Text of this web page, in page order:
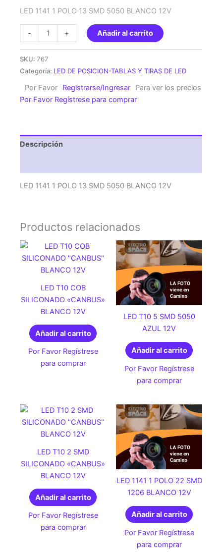
LED 1141 1 POLO 13 SMD 5050 BLANCO 12V
-
1141
SMD
5050
cantidad
+ Añadir al carrito
SKU: 767
Categoría: LED DE POSICION-TABLAS Y TIRAS DE LED
Por Favor Registrarse/Ingresar
Para ver los precios
Por Favor Regístrese para comprar
Descripción
LED 1141 1 POLO 13 SMD 5050 BLANCO 12V
Productos relacionados
LED T10 COB
SILICONADO «CANBUS»
BLANCO 12V
Añadir al carrito
Por Favor Regístrese
para comprar
LED T10 5 SMD 5050
AZUL 12V
Añadir al carrito
Por Favor Regístrese
para comprar
LED T10 2 SMD
SILICONADO «CANBUS»
BLANCO 12V
Añadir al carrito
Por Favor Regístrese
para comprar
LED 1141 1 POLO 22 SMD
1206 BLANCO 12V
Añadir al carrito
Por Favor Regístrese
para comprar